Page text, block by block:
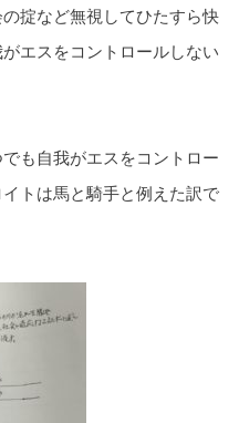
掟など無視してひたすら快
エスをコントロールしない
も自我がエスをコントロー
トは馬と騎手と例えた訳で